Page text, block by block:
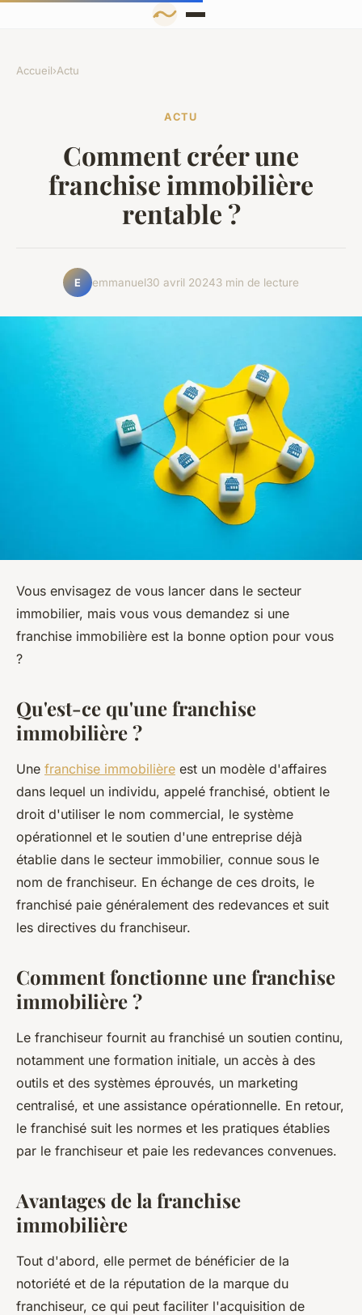
Accueil›Actu
ACTU
Comment créer une
franchise immobilière
rentable ?
E emmanuel30 avril 20243 min de lecture
Vous envisagez de vous lancer dans le secteur
immobilier, mais vous vous demandez si une
franchise immobilière est la bonne option pour vous
?
Qu'est-ce qu'une franchise
immobilière ?
Une franchise immobilière est un modèle d'affaires
dans lequel un individu, appelé franchisé, obtient le
droit d'utiliser le nom commercial, le système
opérationnel et le soutien d'une entreprise déjà
établie dans le secteur immobilier, connue sous le
nom de franchiseur. En échange de ces droits, le
franchisé paie généralement des redevances et suit
les directives du franchiseur.
Comment fonctionne une franchise
immobilière ?
Le franchiseur fournit au franchisé un soutien continu,
notamment une formation initiale, un accès à des
outils et des systèmes éprouvés, un marketing
centralisé, et une assistance opérationnelle. En retour,
le franchisé suit les normes et les pratiques établies
par le franchiseur et paie les redevances convenues.
Avantages de la franchise
immobilière
Tout d'abord, elle permet de bénéficier de la
notoriété et de la réputation de la marque du
franchiseur, ce qui peut faciliter l'acquisition de